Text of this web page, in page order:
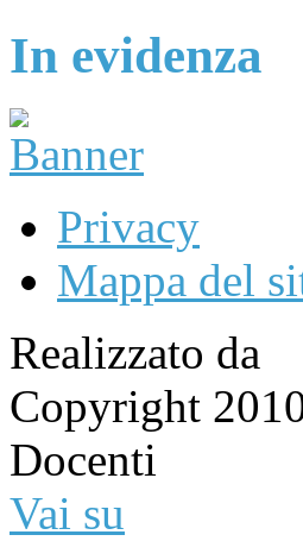
In evidenza
Privacy
Mappa del
Realizzato da
Copyright
Docenti
Vai su